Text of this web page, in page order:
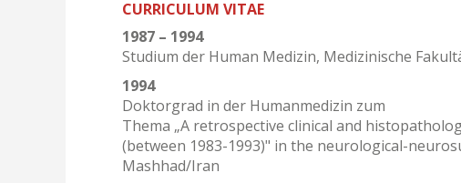
CURRICULUM VITAE
1987 – 1994
Studium der Human Medizin, Medizinische
1994
Doktorgrad in der Humanmedizin zum
Thema „A retrospective clinical and
(between 1983-1993)" in the neurological-
Mashhad/Iran